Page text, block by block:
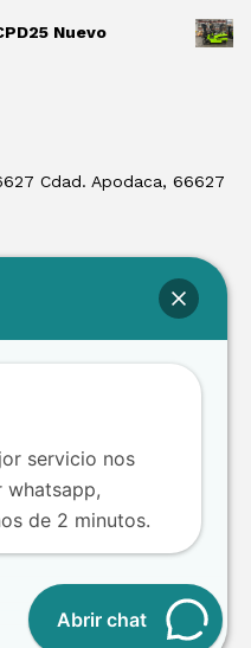
Nuevo
Cdad. Apodaca, 66627
RTE
servicio nos
whatsapp,
de 2 minutos.
Abrir chat